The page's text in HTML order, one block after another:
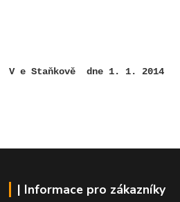
V e Staňkově dne 1. 1. 2014
| Informace pro zákazníky